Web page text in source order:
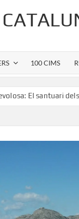
100 CIMS
arbres monumentals